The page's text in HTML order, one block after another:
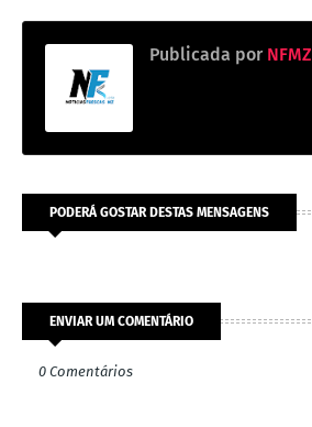
Publicada por NFMZ
PODERÁ GOSTAR DESTAS MENSAGENS
ENVIAR UM COMENTÁRIO
0 Comentários